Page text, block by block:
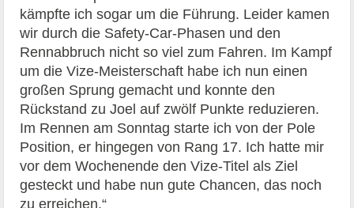
kämpfte ich sogar um die Führung. Leider kamen
wir durch die Safety-Car-Phasen und den
Rennabbruch nicht so viel zum Fahren. Im Kampf
um die Vize-Meisterschaft habe ich nun einen
großen Sprung gemacht und konnte den
Rückstand zu Joel auf zwölf Punkte reduzieren.
Im Rennen am Sonntag starte ich von der Pole
Position, er hingegen von Rang 17. Ich hatte mir
vor dem Wochenende den Vize-Titel als Ziel
gesteckt und habe nun gute Chancen, das noch
zu erreichen.“